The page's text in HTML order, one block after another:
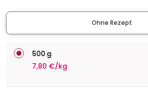
Ohne Rezept
500 g
7,80 €/kg